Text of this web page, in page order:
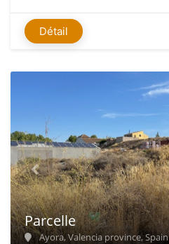
Détail
Parcelle
Ayora, Valencia province, Spain